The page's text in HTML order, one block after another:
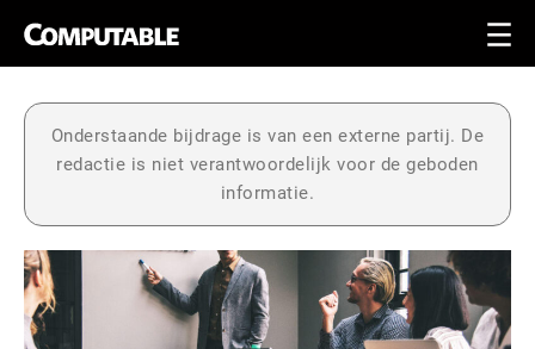
Onderstaande bijdrage is van een externe partij. De
redactie is niet verantwoordelijk voor de geboden
informatie.